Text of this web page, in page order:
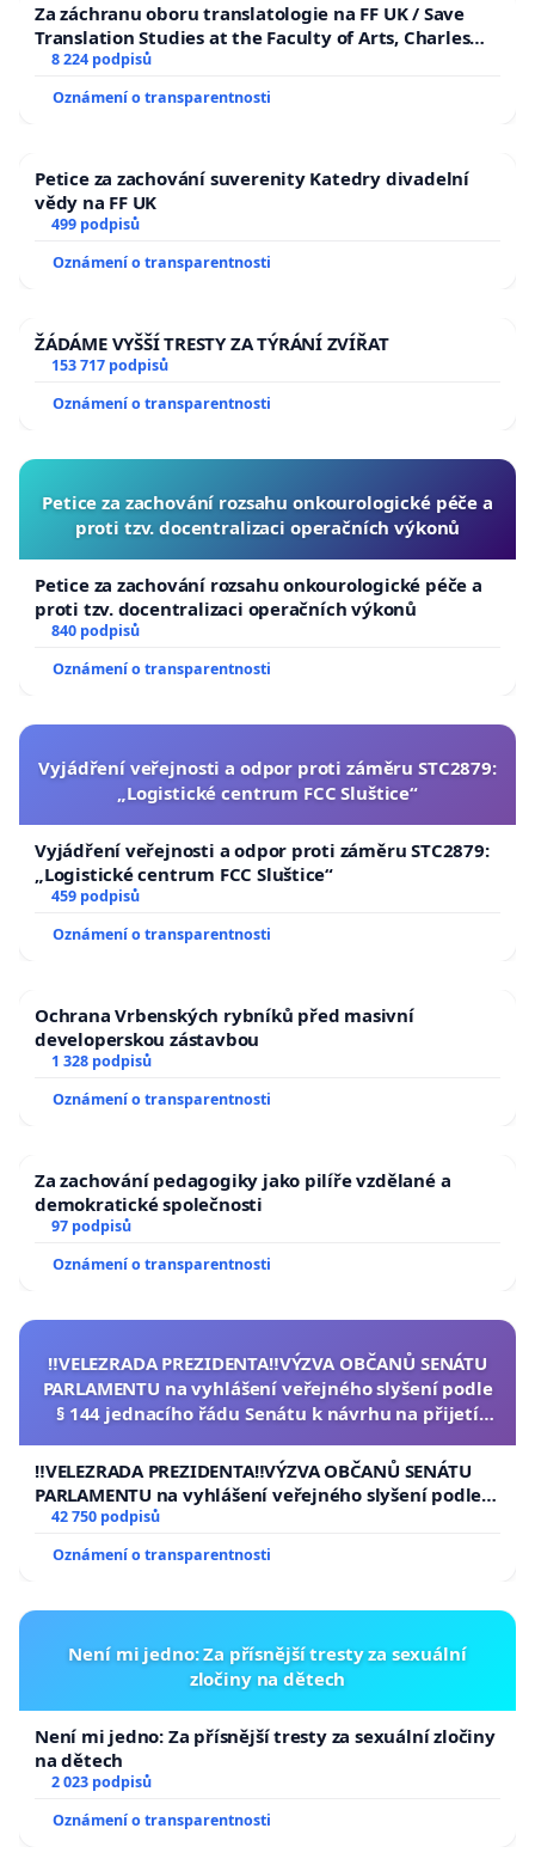
Za záchranu oboru translatologie na FF UK / Save
Translation Studies at the Faculty of Arts, Charles
University
8 224 podpisů
Oznámení o transparentnosti
Petice za zachování suverenity Katedry divadelní
vědy na FF UK
499 podpisů
Oznámení o transparentnosti
ŽÁDÁME VYŠŠÍ TRESTY ZA TÝRÁNÍ ZVÍŘAT
153 717 podpisů
Oznámení o transparentnosti
Petice za zachování rozsahu onkourologické péče a
proti tzv. docentralizaci operačních výkonů
Petice za zachování rozsahu onkourologické péče a
proti tzv. docentralizaci operačních výkonů
840 podpisů
Oznámení o transparentnosti
Vyjádření veřejnosti a odpor proti záměru STC2879:
„Logistické centrum FCC Sluštice“
Vyjádření veřejnosti a odpor proti záměru STC2879:
„Logistické centrum FCC Sluštice“
459 podpisů
Oznámení o transparentnosti
Ochrana Vrbenských rybníků před masivní
developerskou zástavbou
1 328 podpisů
Oznámení o transparentnosti
Za zachování pedagogiky jako pilíře vzdělané a
demokratické společnosti
97 podpisů
Oznámení o transparentnosti
‼️VELEZRADA PREZIDENTA‼️VÝZVA OBČANŮ SENÁTU
PARLAMENTU na vyhlášení veřejného slyšení podle
§ 144 jednacího řádu Senátu k návrhu na přijetí
republiky
‼️VELEZRADA PREZIDENTA‼️VÝZVA OBČANŮ SENÁTU
PARLAMENTU na vyhlášení veřejného slyšení podle §
144 jednacího řádu Senátu k návrhu na přijetí
usnesení k podání ústavní žaloby na prezidenta
republiky
42 750 podpisů
Oznámení o transparentnosti
Není mi jedno: Za přísnější tresty za sexuální
zločiny na dětech
Není mi jedno: Za přísnější tresty za sexuální zločiny
na dětech
2 023 podpisů
Oznámení o transparentnosti